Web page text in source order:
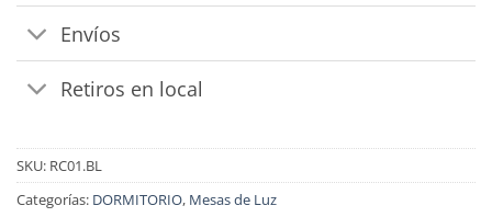
Envíos
Retiros en local
SKU: RC01.BL
Categorías: DORMITORIO, Mesas de Luz